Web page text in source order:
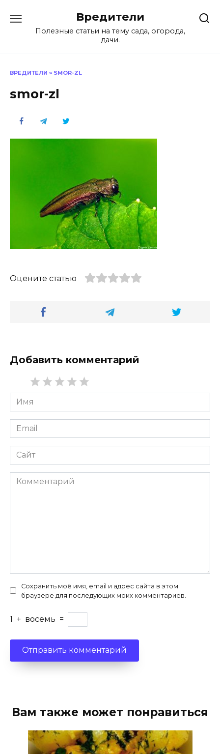
содержанию
Вредители
Полезные статьи на тему сада, огорода,
дачи.
ВРЕДИТЕЛИ » SMOR-ZL
smor-zl
Оцените статью
Добавить комментарий
Имя
*
Email
*
Сайт
Комментарий
Сохранить моё имя, email и адрес сайта в этом
браузере для последующих моих комментариев.
1 + восемь =
Вам также может понравиться